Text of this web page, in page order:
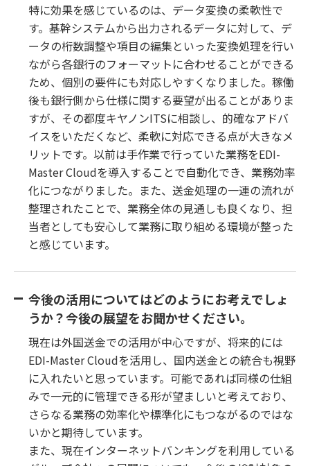
特に効果を感じているのは、データ変換の柔軟性で
す。基幹システムから出力されるデータに対して、デ
ータの桁数調整や項目の編集といった変換処理を行い
ながら各銀行のフォーマットに合わせることができる
ため、個別の要件にも対応しやすくなりました。稼働
後も銀行側から仕様に関する要望が出ることがありま
すが、その都度キヤノンITSに相談し、的確なアドバ
イスをいただくなど、柔軟に対応できる点が大きなメ
リットです。以前は手作業で行っていた業務をEDI-
Master Cloudを導入することで自動化でき、業務効率
化につながりました。また、送金処理の一連の流れが
整理されたことで、業務全体の見通しも良くなり、担
当者としても安心して業務に取り組める環境が整った
と感じています。
今後の活用についてはどのようにお考えでしょ
うか？今後の展望をお聞かせください。
現在は外国送金での活用が中心ですが、将来的には
EDI-Master Cloudを活用し、国内送金との統合も視野
に入れたいと思っています。可能であれば同様の仕組
みで一元的に管理できる形が望ましいと考えており、
さらなる業務の効率化や標準化にもつながるのではな
いかと期待しています。
また、現在インターネットバンキングを利用している